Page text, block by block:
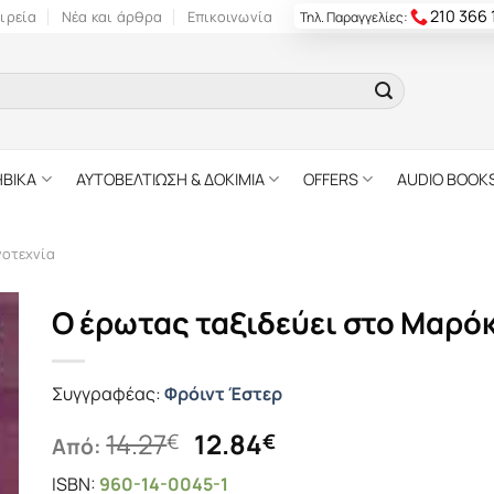
Νέα και άρθρα Επικοινωνία Τηλ. Παραγγελίες: 210 366
ΑΥΤΟΒΕΛΤΙΩΣΗ & ΔΟΚΙΜΙΑ OFFERS AUDIO
Ο έρωτας ταξιδεύει στο
Συγγραφέας:Φρόιντ Έστερ
Από:14.27€ Original
price
12.84€Η
ISBN: 960-14-0045-1